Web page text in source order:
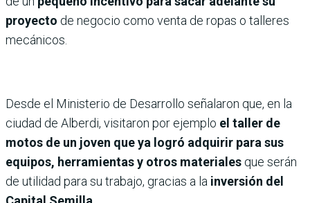
proyecto de negocio como venta de ropas o talleres
mecánicos.
Desde el Ministerio de Desarrollo señalaron que, en la
ciudad de Alberdi, visitaron por ejemplo el taller de
motos de un joven que ya logró adquirir para sus
equipos, herramientas y otros materiales que serán
de utilidad para su trabajo, gracias a la inversión del